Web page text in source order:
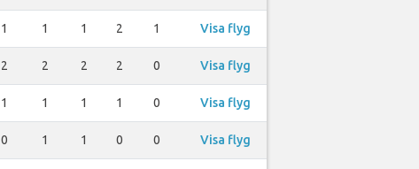
1 1 1 2 1 Visa flyg
2 2 2 2 0 Visa flyg
1 1 1 1 0 Visa flyg
0 1 1 0 0 Visa flyg